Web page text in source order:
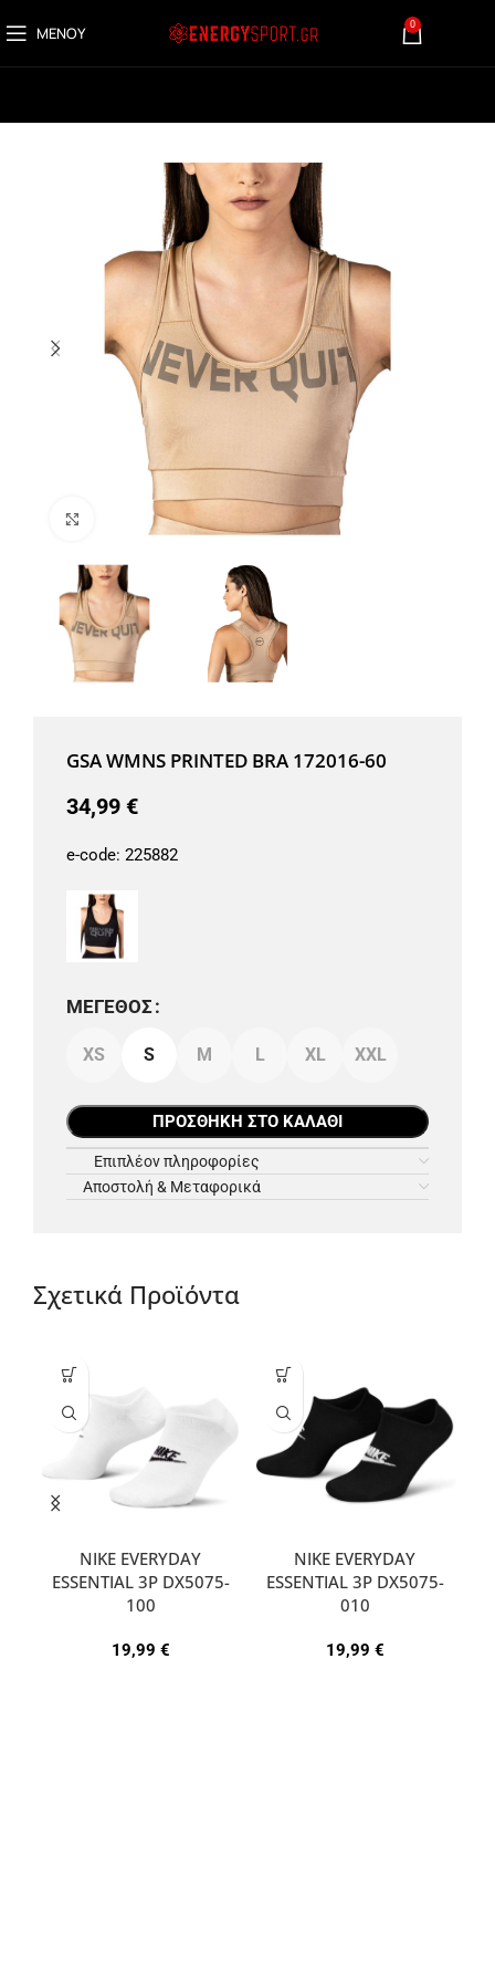
ΜΕΝΟΎ 0
Μεγέθυνση
GSA WMNS PRINTED BRA 172016-60
34,99 €
e-code: 225882
ΜΈΓΕΘΟΣ
XS S M L XL XXL
ΠΡΟΣΘΉΚΗ ΣΤΟ ΚΑΛΆΘΙ
Επιπλέον πληροφορίες
Αποστολή & Μεταφορικά
Σχετικά Προϊόντα
NIKE EVERYDAY
ESSENTIAL 3P DX5075-
100
19,99 €
NIKE EVERYDAY
ESSENTIAL 3P DX5075-
010
19,99 €